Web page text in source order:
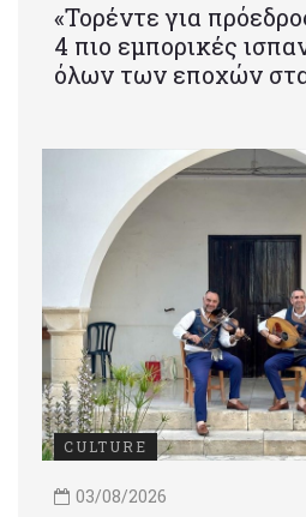
«Τορέντε για
4 πιο εμπορικές
όλων των εποχών
CULTURE
03/08/2026